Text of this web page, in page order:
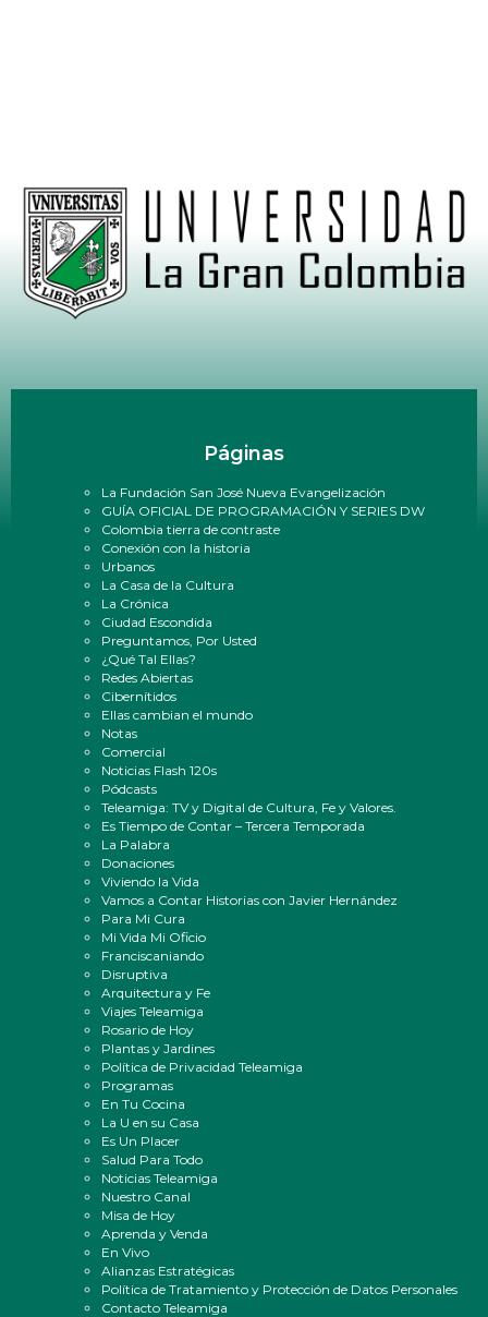
Páginas
La Fundación San José Nueva Evangelización
GUÍA OFICIAL DE PROGRAMACIÓN Y SERIES DW
Colombia tierra de contraste
Conexión con la historia
Urbanos
La Casa de la Cultura
La Crónica
Ciudad Escondida
Preguntamos, Por Usted
¿Qué Tal Ellas?
Redes Abiertas
Cibernítidos
Ellas cambian el mundo
Notas
Comercial
Noticias Flash 120s
Pódcasts
Teleamiga: TV y Digital de Cultura, Fe y Valores.
Es Tiempo de Contar – Tercera Temporada
La Palabra
Donaciones
Viviendo la Vida
Vamos a Contar Historias con Javier Hernández
Para Mi Cura
Mi Vida Mi Oficio
Franciscaniando
Disruptiva
Arquitectura y Fe
Viajes Teleamiga
Rosario de Hoy
Plantas y Jardines
Política de Privacidad Teleamiga
Programas
En Tu Cocina
La U en su Casa
Es Un Placer
Salud Para Todo
Noticias Teleamiga
Nuestro Canal
Misa de Hoy
Aprenda y Venda
En Vivo
Alianzas Estratégicas
Política de Tratamiento y Protección de Datos Personales
Contacto Teleamiga